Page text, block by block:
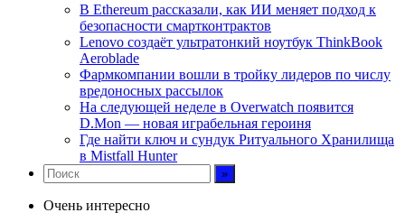
В Ethereum рассказали, как ИИ меняет подход к
безопасности смартконтрактов
Lenovo создаёт ультратонкий ноутбук ThinkBook
Aeroblade
Фармкомпании вошли в тройку лидеров по числу
вредоносных рассылок
На следующей неделе в Overwatch появится
D.Mon — новая играбельная героиня
Где найти ключ и сундук Ритуального Хранилища
в Mistfall Hunter
Очень интересно